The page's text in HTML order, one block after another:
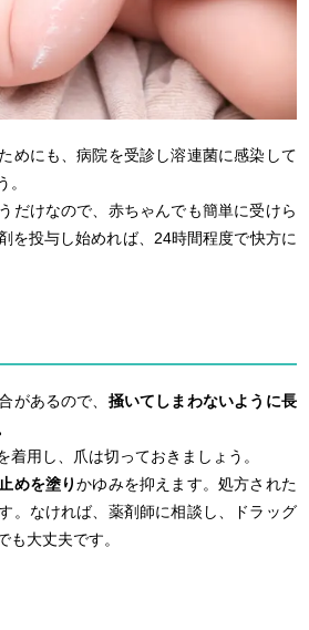
めにも、病院を受診し溶連菌に感染して
。
だけなので、赤ちゃんでも簡単に受けら
を投与し始めれば、24時間程度で快方に
があるので、 掻いてしまわないように長
着用し、爪は切っておきましょう。
めを塗りかゆみを抑えます。処方された
。なければ、薬剤師に相談し、ドラッグ
も大丈夫です。